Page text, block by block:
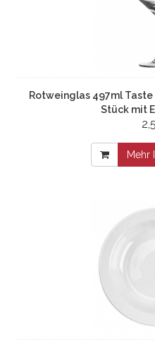
Rotweinglas 497ml
Stück mit
Mehr